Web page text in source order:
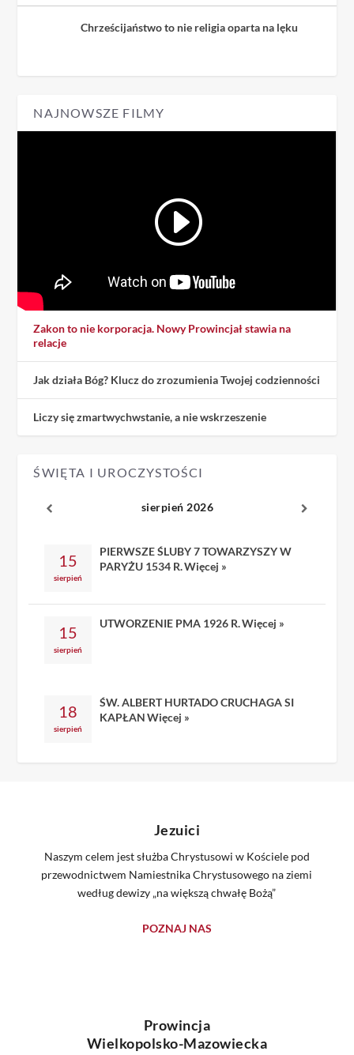
Chrześcijaństwo to nie religia oparta na lęku
NAJNOWSZE FILMY
Zakon to nie korporacja. Nowy Prowincjał stawia na
relacje
Jak działa Bóg? Klucz do zrozumienia Twojej codzienności
Liczy się zmartwychwstanie, a nie wskrzeszenie
ŚWIĘTA I UROCZYSTOŚCI
sierpień 2026
15
sierpień
PIERWSZE ŚLUBY 7 TOWARZYSZY W
PARYŻU 1534 R.Więcej »
15
sierpień
UTWORZENIE PMA 1926 R.Więcej »
18
sierpień
ŚW. ALBERT HURTADO CRUCHAGA SI
KAPŁAN Więcej »
Jezuici
Naszym celem jest służba Chrystusowi w Kościele pod
przewodnictwem Namiestnika Chrystusowego na ziemi
według dewizy „na większą chwałę Bożą”
POZNAJ NAS
Prowincja
Wielkopolsko-Mazowiecka